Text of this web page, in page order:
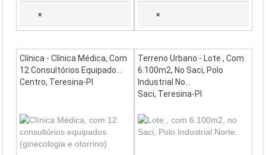
× ×
Clínica - Clínica Médica, Com
12 Consultórios Equipado...
Centro, Teresina-PI
Terreno Urbano - Lote , Com
6.100m2, No Saci, Polo
Industrial No...
Saci, Teresina-PI